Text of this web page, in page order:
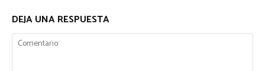
DEJA UNA RESPUESTA